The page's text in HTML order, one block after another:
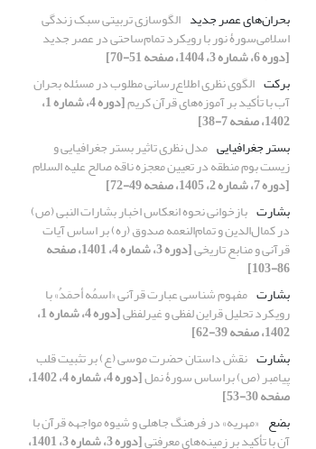
بحران‌های عصر جدید الگوسازی تربیتی سبک زندگی
اسلامی‌سورۀ نور با رویکرد تمام‌ساحتی در عصر جدید
[دوره 6، شماره 3، 1404، صفحه 51-70]
برکت الگوی نظری اطلاع‌رسانی مطلوب در مسئله بحران
آب با تأکید بر آموزه‌های قرآن کریم [دوره 4، شماره 1،
1402، صفحه 7-38]
بستر جغرافیایی مدل نظری تاثیر بستر جغرافیایی و
زیست بوم منطقه در تعیین معجزه ناقه صالح علیه السلام
[دوره 7، شماره 2، 1405، صفحه 49-72]
بشارت بازخوانی نحوه انعکاس اخبار بشارات النبی (ص)
در کمال‌الدین و تمام‌النعمه صدوق (ره) بر اساس آیات
قرآنی و منابع تاریخی [دوره 3، شماره 4، 1401، صفحه
86-103]
بشارت مفهوم شناسی عبارت قرآنی «اسمُه أحمَدُ» با
رویکرد تحلیل قراین لفظی و غیرلفظی [دوره 4، شماره 1،
1402، صفحه 39-62]
بشارت نقش داستان حضرت موسی (ع) بر تثبیت قلب
پیامبر (ص) براساس سورۀ نمل [دوره 4، شماره 4، 1402،
صفحه 30-53]
بضع «مهریه» در فرهنگ جاهلی و شیوه مواجهه قرآن با
آن با تأکید بر زمینه‌های معرفتی [دوره 3، شماره 3، 1401،